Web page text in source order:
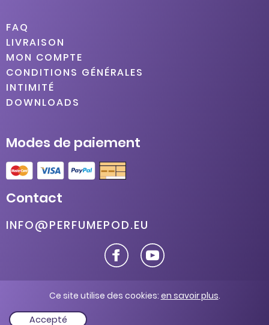
FAQ
LIVRAISON
MON COMPTE
CONDITIONS GÉNÉRALES
INTIMITÉ
DOWNLOADS
Modes de paiement
Contact
INFO@PERFUMEPOD.EU
© 2026 Damari
Ce site utilise des cookies: en savoir plus.
Accepté